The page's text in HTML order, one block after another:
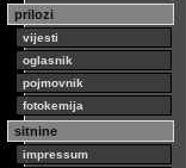
prilozi
vijesti
oglasnik
pojmovnik
fotokemija
sitnine
impressum